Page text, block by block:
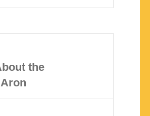
the